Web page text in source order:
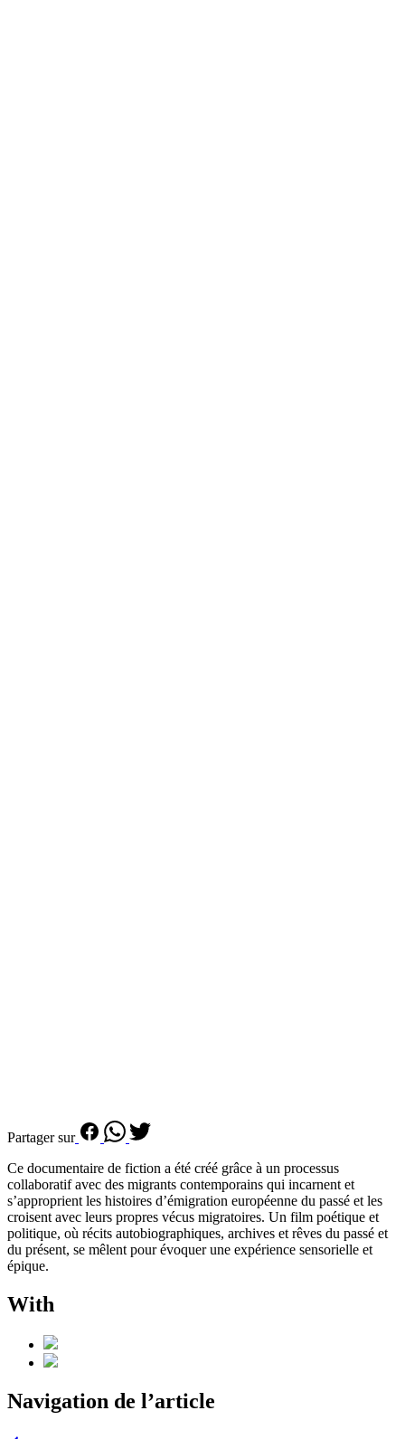
Partager sur
Ce documentaire de fiction a été créé grâce à un processus
collaboratif avec des migrants contemporains qui incarnent et
s’approprient les histoires d’émigration européenne du passé et les
croisent avec leurs propres vécus migratoires. Un film poétique et
politique, où récits autobiographiques, archives et rêves du passé et
du présent, se mêlent pour évoquer une expérience sensorielle et
épique.
With
Navigation de l’article